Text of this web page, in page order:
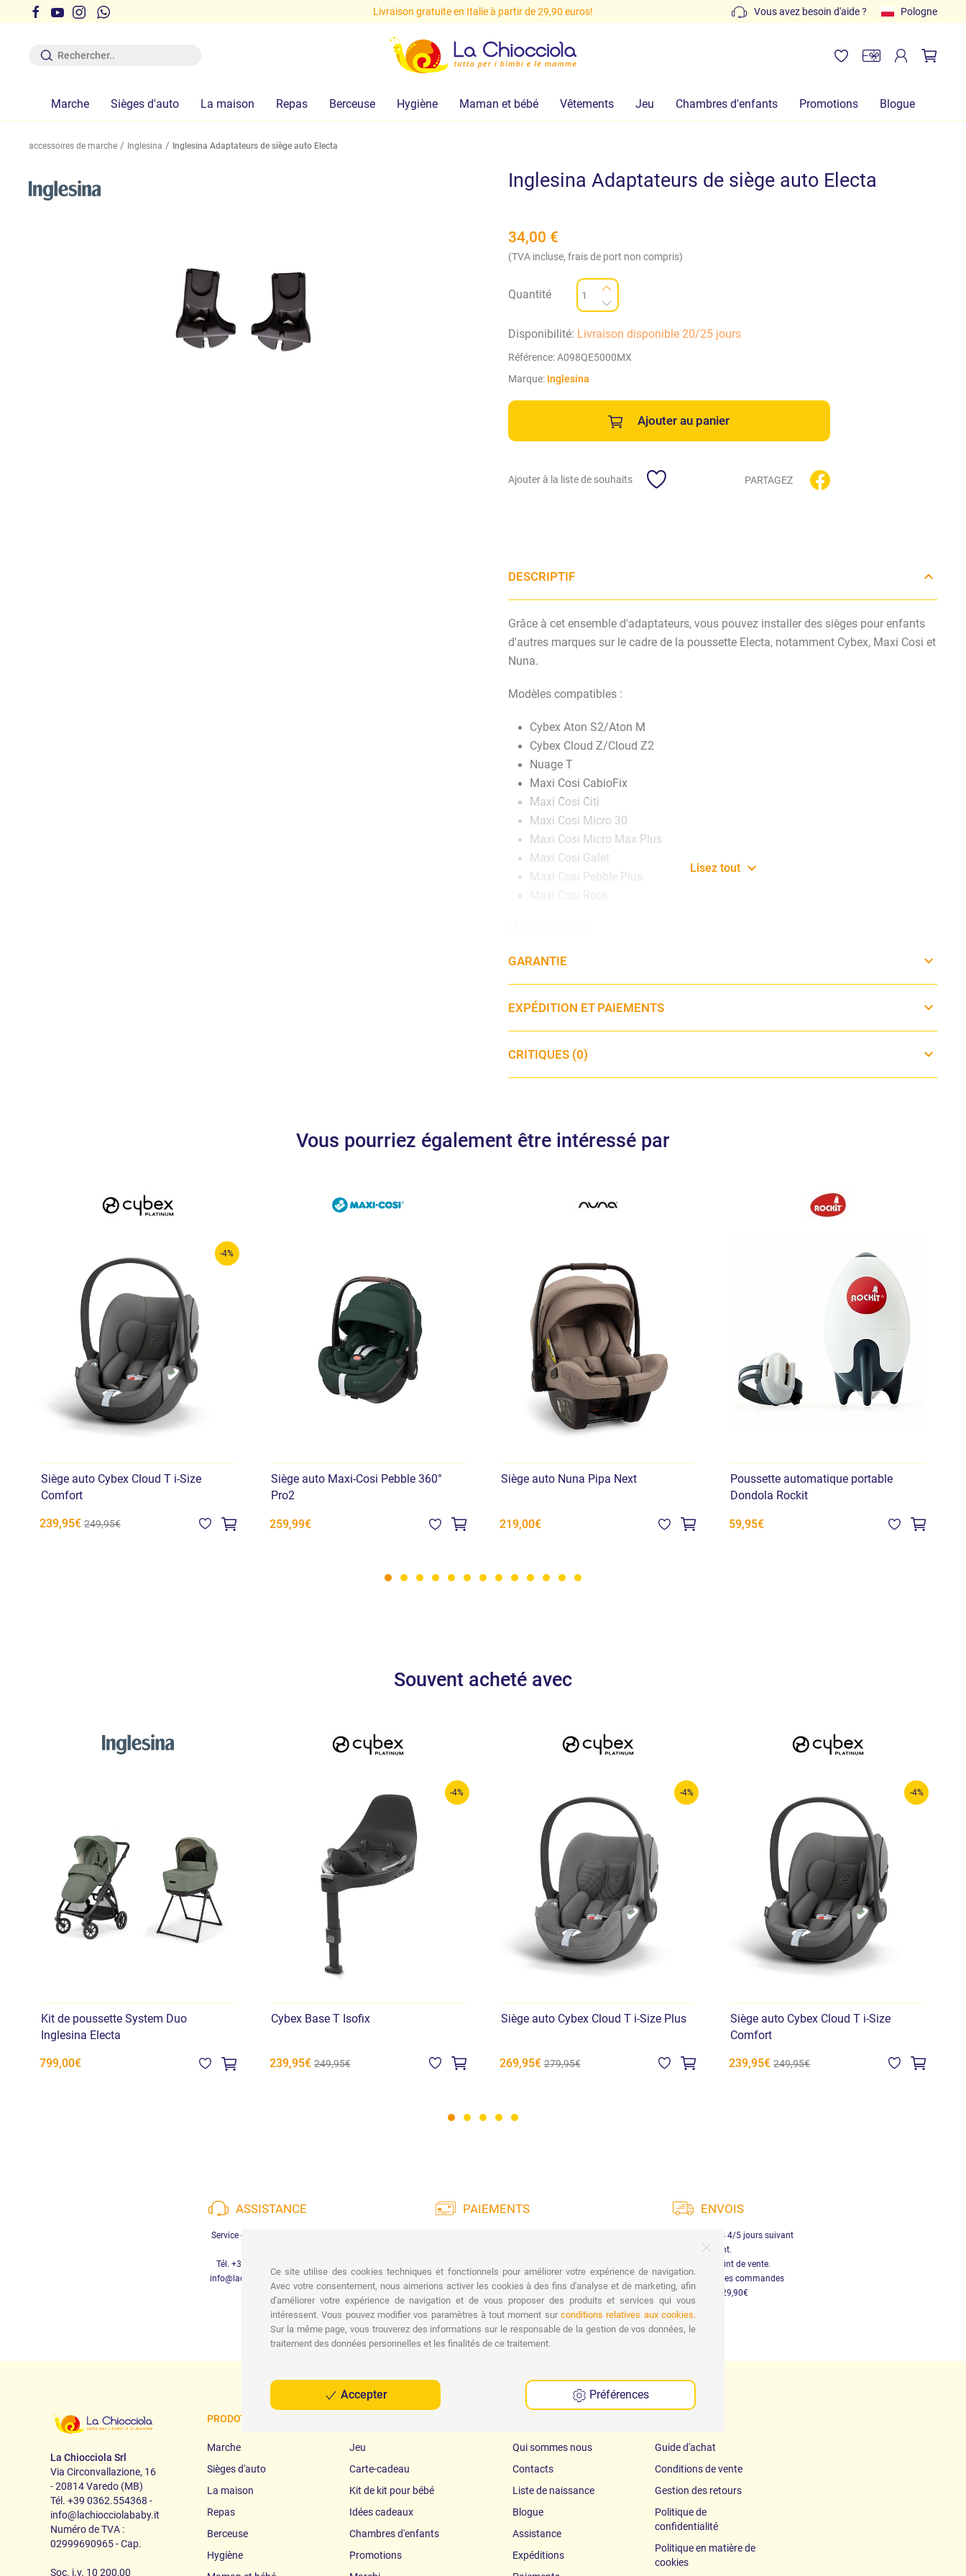
les délais indiqués sur le site n'est pas garantie Livraison gratuite en Italie à partir de 29,90 euros! Devis gratuits : écrivez àinfo@lachiocciolababy.it
Vous avez besoin d'aide ? Pologne
Marche Sièges d'auto La maison Repas Berceuse Hygiène Maman et bébé Vêtements Jeu Chambres d'enfants Promotions Blogue
accessoires de marche Inglesina Inglesina Adaptateurs de siège auto Electa
Inglesina Adaptateurs de siège auto Electa
34,00 €
(TVA incluse, frais de port non compris)
Quantité
Disponibilité: Livraison disponible 20/25 jours
Référence:A098QE5000MX
Marque: Inglesina
Ajouter au panier
Ajouter à la liste de souhaits PARTAGEZ
DESCRIPTIF
Grâce à cet ensemble d'adaptateurs, vous pouvez installer des sièges pour enfants
d'autres marques sur le cadre de la poussette Electa, notamment Cybex, Maxi Cosi et
Nuna.
Modèles compatibles :
Cybex Aton S2/Aton M
Cybex Cloud Z/Cloud Z2
Nuage T
Maxi Cosi CabioFix
Maxi Cosi Citi
Maxi Cosi Micro 30
Maxi Cosi Micro Max Plus
Maxi Cosi Galet
Maxi Cosi Pebble Plus
Lisez tout
GARANTIE
EXPÉDITION ET PAIEMENTS
CRITIQUES (0)
Vous pourriez également être intéressé par
-4%
Siège auto Cybex Cloud T i-Size
Comfort
239,95€ 249,95€
Siège auto Maxi-Cosi Pebble 360°
Pro2
259,99€
Siège auto Nuna Pipa Next
219,00€
Poussette automatique portable
Dondola Rockit
59,95€
Souvent acheté avec
Kit de poussette System Duo
Inglesina Electa
799,00€
-4%
Cybex Base T Isofix
239,95€ 249,95€
-4%
Siège auto Cybex Cloud T i-Size Plus
269,95€ 279,95€
-4%
Siège auto Cybex Cloud T i-Size
Comfort
239,95€ 249,95€
ASSISTANCE
Service client disponible
Tél. +39 3452280233
info@lachiocciolababy.it
PAIEMENTS ENVOIS
Livraison en Italie dans les 4/5 jours suivant
le paiement.
Retrait gratuit au point de vente.
Livraison gratuite pour les commandes
supérieures à 29,90€
La Chiocciola Srl
Via Circonvallazione, 16
- 20814 Varedo (MB)
Tél. +39 0362.554368 -
info@lachiocciolababy.it
Numéro de TVA :
02999690965 - Cap.
Soc. i.v. 10 200,00
PRODOTTI
Marche
Sièges d'auto
La maison
Repas
Berceuse
Hygiène
Jeu
Carte-cadeau
Kit de kit pour bébé
Idées cadeaux
Chambres d'enfants
Promotions
Qui sommes nous
Contacts
Liste de naissance
Blogue
Assistance
Expéditions
Guide d'achat
Conditions de vente
Gestion des retours
Politique de
confidentialité
Politique en matière de
cookies
Ce site utilise des cookies techniques et fonctionnels pour améliorer votre expérience de navigation.
Avec votre consentement, nous aimerions activer les cookies à des fins d'analyse et de marketing, afin
d'améliorer votre expérience de navigation et de vous proposer des produits et services qui vous
intéressent. Vous pouvez modifier vos paramètres à tout moment surconditions relatives aux cookies.
Sur la même page, vous trouverez des informations sur le responsable de la gestion de vos données, le
traitement des données personnelles et les finalités de ce traitement.
Accepter Préférences